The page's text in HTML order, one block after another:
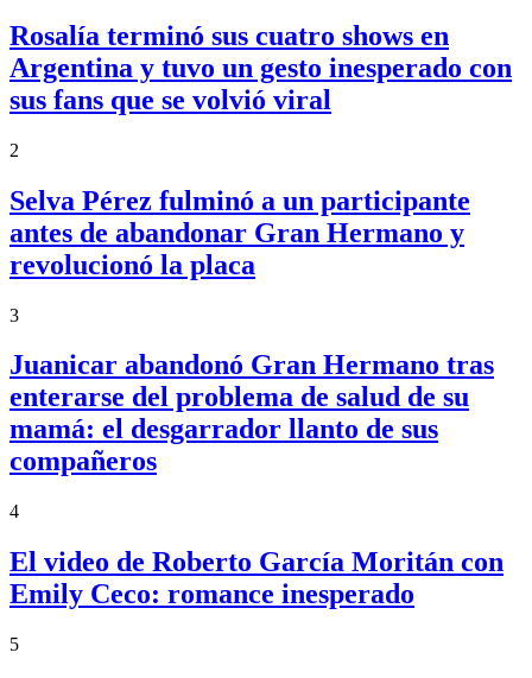
Rosalía terminó sus cuatro shows en
Argentina y tuvo un gesto inesperado con
sus fans que se volvió viral
2
Selva Pérez fulminó a un participante
antes de abandonar Gran Hermano y
revolucionó la placa
3
Juanicar abandonó Gran Hermano tras
enterarse del problema de salud de su
mamá: el desgarrador llanto de sus
compañeros
4
El video de Roberto García Moritán con
Emily Ceco: romance inesperado
5